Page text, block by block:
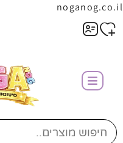
noganog.co.il